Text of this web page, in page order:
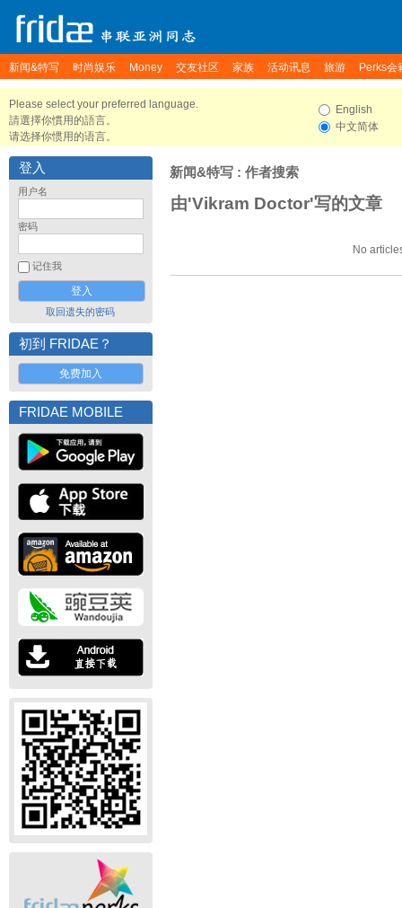
新闻&特写 时尚娱乐 Money 交友社区 家族 活动讯息 旅游 Perks会
Please select your preferred language.
請選擇你慣用的語言。
请选择你惯用的语言。
English
中文简体
登入
用户名
密码
记住我
取回遗失的密码
初到 FRIDAE？
免费加入
FRIDAE MOBILE
新闻&特写 : 作者搜索
由'Vikram Doctor'写的文章
No